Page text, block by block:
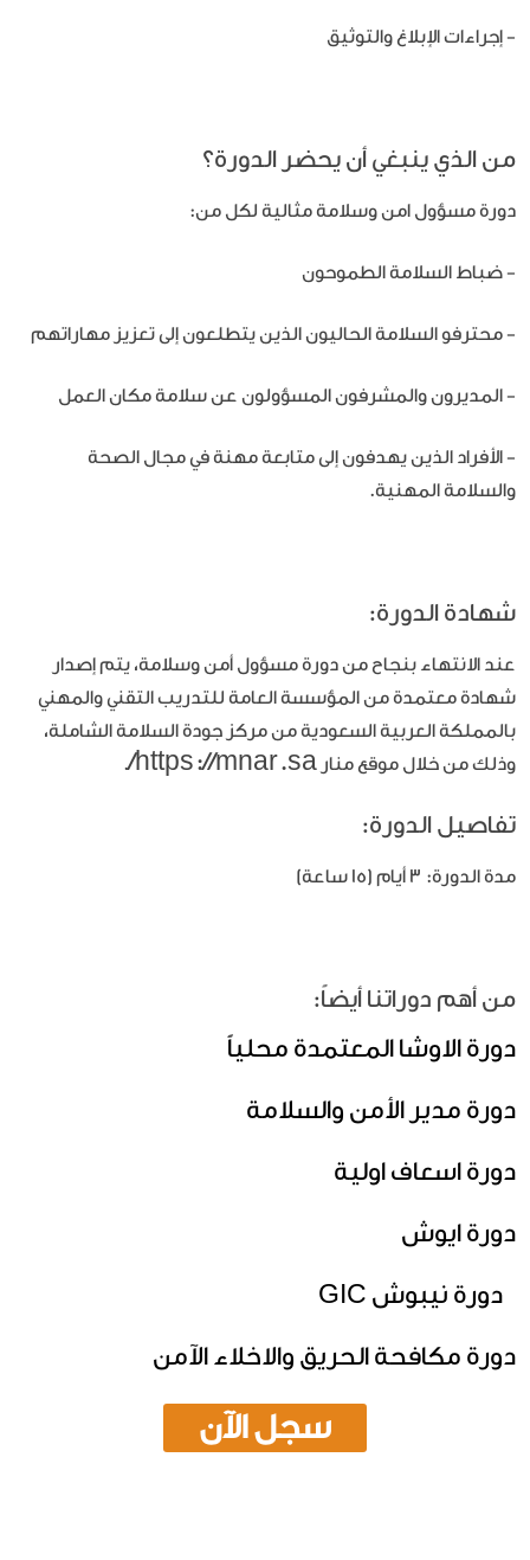
- إجراءات الإبلاغ والتوثيق
من الذي ينبغي أن يحضر الدورة؟
دورة مسؤول امن وسلامة مثالية لكل من:
- ضباط السلامة الطموحون
- محترفو السلامة الحاليون الذين يتطلعون إلى تعزيز مهاراتهم
- المديرون والمشرفون المسؤولون عن سلامة مكان العمل
- الأفراد الذين يهدفون إلى متابعة مهنة في مجال الصحة
والسلامة المهنية.
شهادة الدورة:
عند الانتهاء بنجاح من دورة مسؤول أمن وسلامة، يتم إصدار
شهادة معتمدة من المؤسسة العامة للتدريب التقني والمهني
بالمملكة العربية السعودية من مركز جودة السلامة الشاملة،
وذلك من خلال موقع منار https://mnar.sa/
.
تفاصيل الدورة:
مدة الدورة: 3 أيام (15 ساعة)
من أهم دوراتنا أيضاً:
دورة الاوشا المعتمدة محلياً
دورة مدير الأمن والسلامة
دورة اسعاف اولية
دورة ايوش
دورة نيبوش GIC
دورة مكافحة الحريق والاخلاء الآمن
سجل الآن